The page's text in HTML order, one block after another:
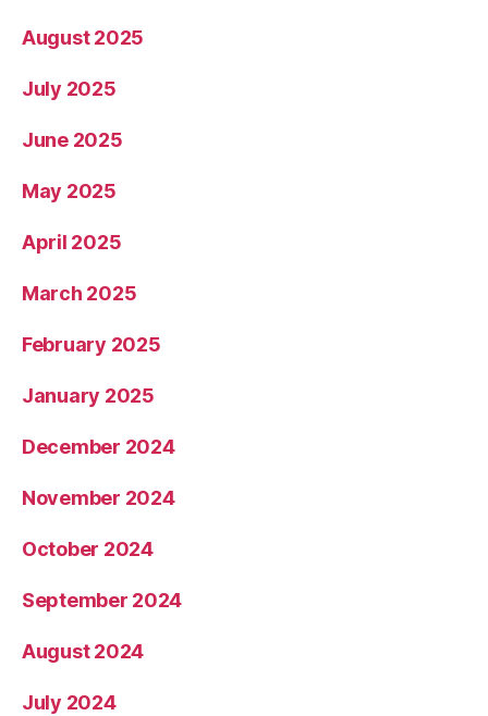
August 2025
July 2025
June 2025
May 2025
April 2025
March 2025
February 2025
January 2025
December 2024
November 2024
October 2024
September 2024
August 2024
July 2024